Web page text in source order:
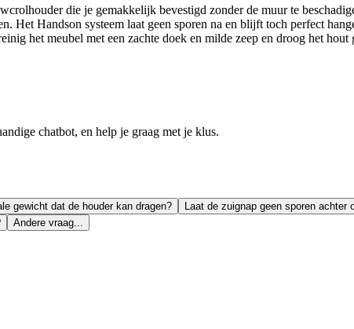
die je gemakkelijk bevestigd zonder de muur te
Het Handson systeem laat geen sporen na en blijft toch perfect
het meubel met een zachte doek en milde zeep en droog het hout
chatbot, en help je graag met je klus.
gewicht dat de houder kan dragen? Laat de zuignap geen sporen achter
Andere vraag...